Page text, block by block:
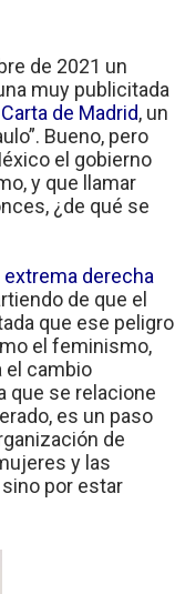
de 2021 un
muy publicitada
de Madrid, un
Bueno, pero
el gobierno
y que llamar
¿de qué se
derecha
de que el
que ese peligro
el feminismo,
el cambio
que se relacione
es un paso
de
y las
por estar